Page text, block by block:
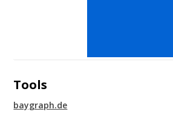
Tools
baygraph.de